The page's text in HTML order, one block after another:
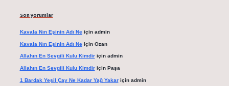
Son yorumlar
Kavala Nın Eşinin Adı Neiçin admin
Kavala Nın Eşinin Adı Neiçin Ozan
Allahın En Sevgili Kulu Kimdiriçin admin
Allahın En Sevgili Kulu Kimdiriçin Paşa
1 Bardak Yeşil Çay Ne Kadar Yağ Yakariçin admin